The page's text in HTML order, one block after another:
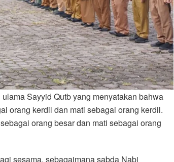
Sayyid Qutb yang menyatakan bahwa
orang kerdil dan mati sebagai orang kerdil.
orang besar dan mati sebagai orang
sesama, sebagaimana sabda Nabi